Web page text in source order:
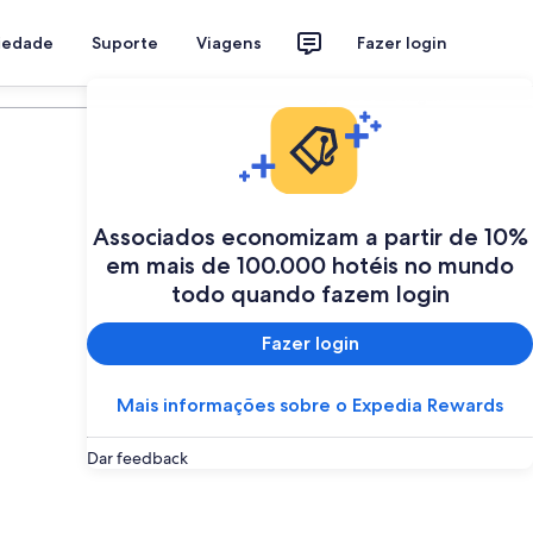
Suporte Viagens Fazer login
Associados economizam a partir de 10%
em mais de 100.000 hotéis no mundo
todo quando fazem login
Fazer login
Mais informações sobre o Expedia Rewards
Dar feedback